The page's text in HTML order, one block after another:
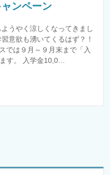
ャンペーン
うやく涼しくなってきまし
意欲も湧いてくるはず？！
では９月～９月末まで「入
す。 入学金10,0…